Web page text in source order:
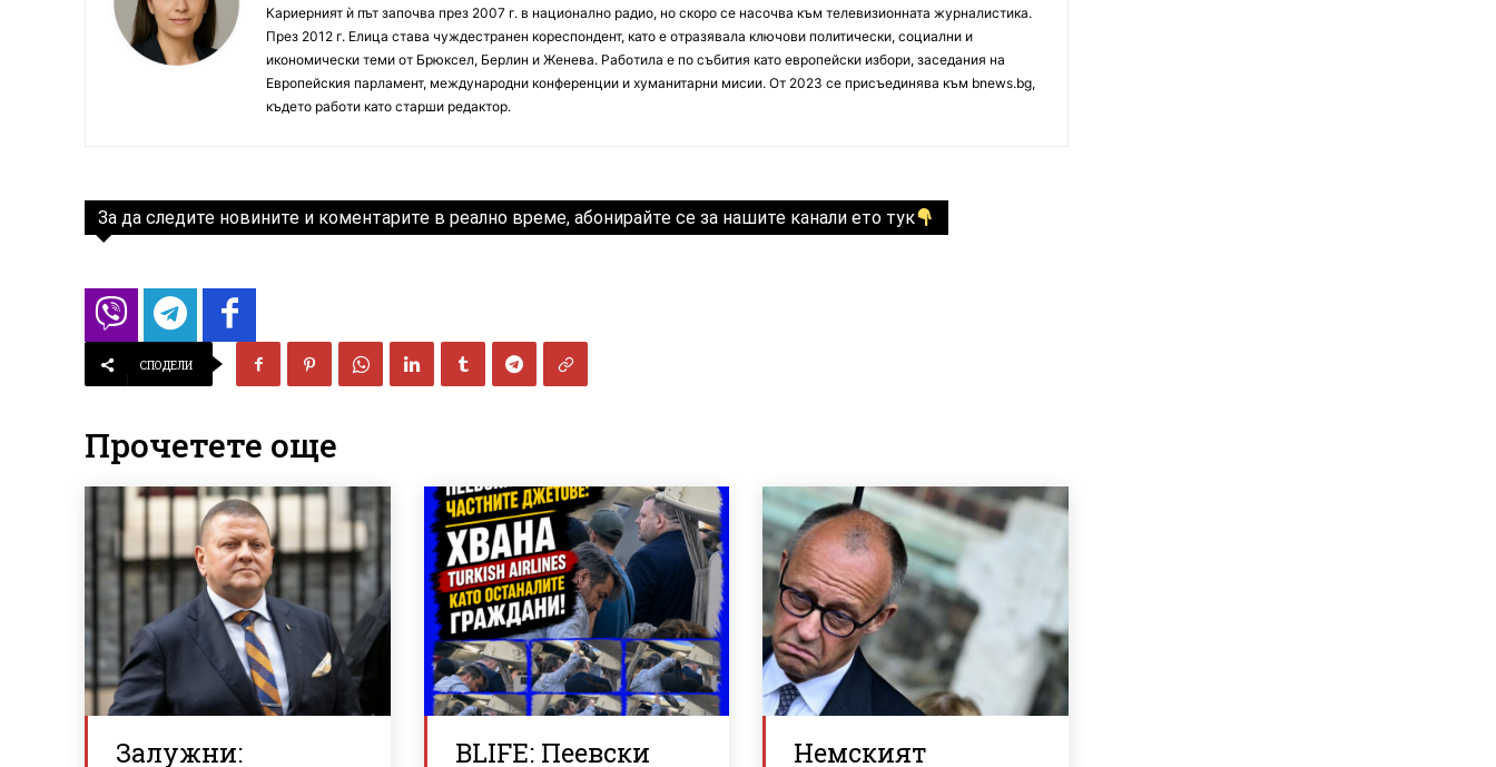
Кариерният ѝ път започва през 2007 г. в национално радио, но скоро се насочва към телевизионната журналистика.
През 2012 г. Елица става чуждестранен кореспондент, като е отразявала ключови политически, социални и
икономически теми от Брюксел, Берлин и Женева. Работила е по събития като европейски избори, заседания на
Европейския парламент, международни конференции и хуманитарни мисии. От 2023 се присъединява към bnews.bg,
където работи като старши редактор.
За да следите новините и коментарите в реално време, абонирайте се за нашите канали ето тук
СПОДЕЛИ
Прочетете още
Залужни:
BLIFE: Пеевски
Немският